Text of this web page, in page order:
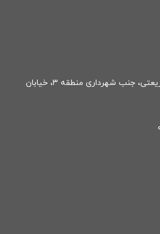
نشانی: تهران، خیابان دکتر شریعتی، جنب شهرداری منطقه ۳، خیابان